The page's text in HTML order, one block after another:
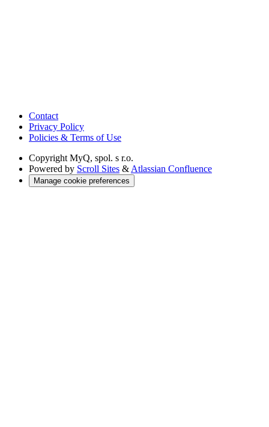
Contact
Privacy Policy
Policies & Terms of Use
Copyright MyQ, spol. s r.o.
Powered by Scroll Sites & Atlassian Confluence
Manage cookie preferences